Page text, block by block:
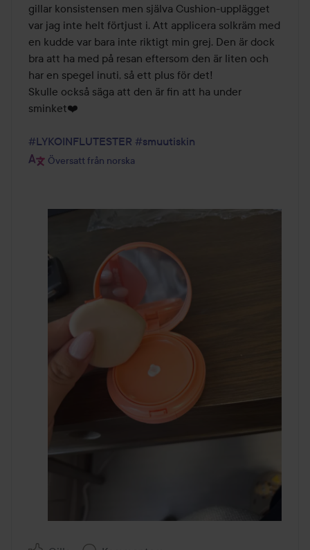
gillar konsistensen men själva Cushion-upplägget
var jag inte helt förtjust i. Att applicera solkräm med
en kudde var bara inte riktigt min grej. Den är dock
bra att ha med på resan eftersom den är liten och
har en spegel inuti, så ett plus för det!
Skulle också säga att den är fin att ha under
sminket❤️
#LYKOINFLUTESTER #smuutiskin
Översatt från norska